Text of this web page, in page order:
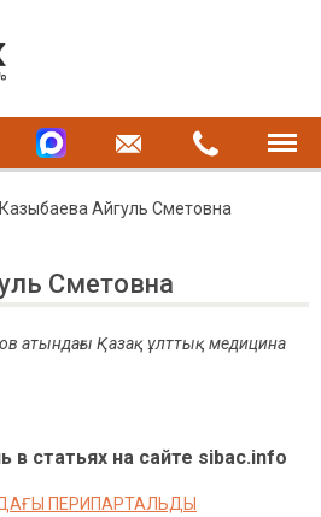
Казыбаева Айгуль Сметовна
Сметовна
атындағы Қазақ ұлттық медицина
в статьях на сайте sibac.info
ПЕРИПАРТАЛЬДЫ